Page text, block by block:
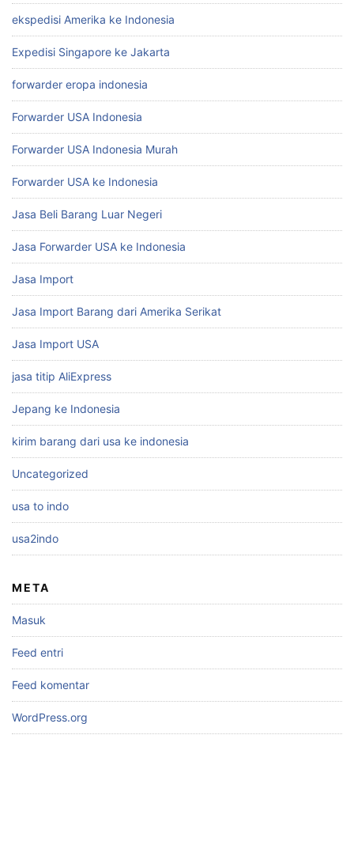
ekspedisi Amerika ke Indonesia
Expedisi Singapore ke Jakarta
forwarder eropa indonesia
Forwarder USA Indonesia
Forwarder USA Indonesia Murah
Forwarder USA ke Indonesia
Jasa Beli Barang Luar Negeri
Jasa Forwarder USA ke Indonesia
Jasa Import
Jasa Import Barang dari Amerika Serikat
Jasa Import USA
jasa titip AliExpress
Jepang ke Indonesia
kirim barang dari usa ke indonesia
Uncategorized
usa to indo
usa2indo
META
Masuk
Feed entri
Feed komentar
WordPress.org